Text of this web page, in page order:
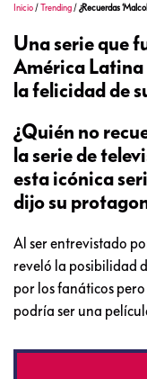
Inicio /Trending /¿Recuerdas
Una serie que
América Latina
la felicidad de
¿Quién no
la serie de
esta icónica
dijo su
Al ser entrevistado
reveló la posibilidad
por los fanáticos
podría ser una